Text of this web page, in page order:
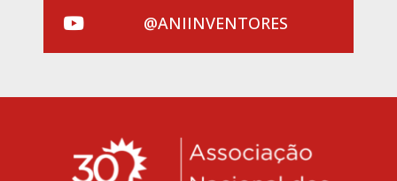
@ANIINVENTORES